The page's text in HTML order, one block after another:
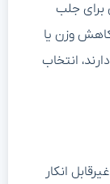
برای جلب
وزن یا
انتخاب
انکار